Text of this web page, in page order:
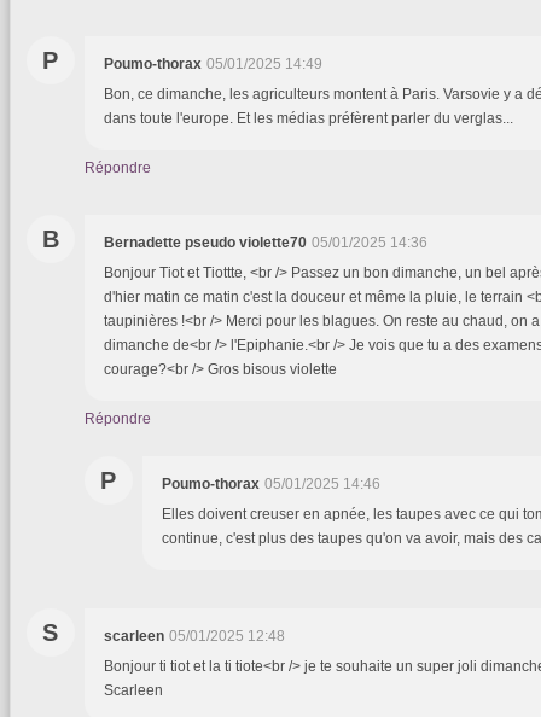
P Poumo-thorax 05/01/2025 14:49
Bon, ce dimanche, les agriculteurs montent à Paris. Varsovie y a
dans toute l'europe. Et les médias préfèrent parler du verglas...
Répondre
B Bernadette pseudo violette70 05/01/2025 14:36
Bonjour Tiot et Tiottte, <br /> Passez un bon dimanche, un bel
d'hier matin ce matin c'est la douceur et même la pluie, le terrain
taupinières !<br /> Merci pour les blagues. On reste au chaud, on
dimanche de<br /> l'Epiphanie.<br /> Je vois que tu a des
courage?<br /> Gros bisous violette
Répondre
P Poumo-thorax 05/01/2025 14:46
Elles doivent creuser en apnée, les taupes avec ce qui
continue, c'est plus des taupes qu'on va avoir, mais des
S scarleen 05/01/2025 12:48
Bonjour ti tiot et la ti tiote<br /> je te souhaite un super joli
Scarleen